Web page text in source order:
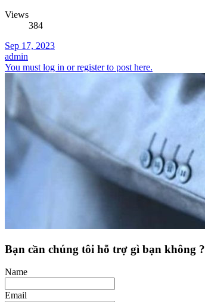
Views
384
Sep 17, 2023
admin
You must log in or register to post here.
Bạn cần chúng tôi hỗ trợ gì bạn không ?
Name
Email